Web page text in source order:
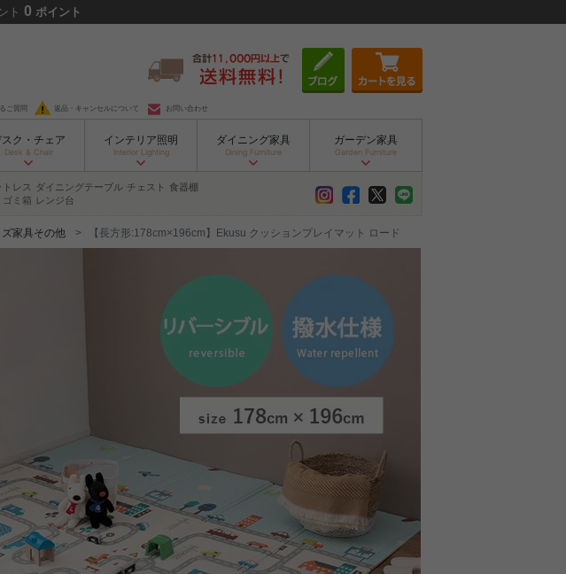
ト 0 ポイント
ご質問 返品・キャンセルについて お問い合わせ
スク・チェア
Desk & Chair
インテリア照明
Interior Lighting
ダイニング家具
Dining Furniture
ガーデン家具
Garden Furniture
トレス ダイニングテーブル チェスト 食器棚
ゴミ箱 レンジ台
ズ家具その他 【長方形:178cm×196cm】Ekusu クッションプレイマット ロード